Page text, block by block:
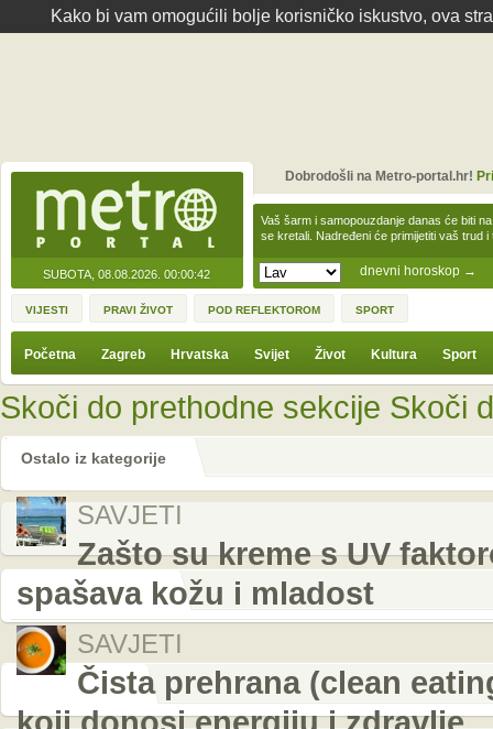
Kako bi vam omogućili bolje korisničko iskustvo, ova
SUBOTA, 08.08.2026. 00:00:42 dnevni horoskop →
Vaš šarm i samopouzdanje danas će biti
se kretali. Nadređeni će primijetiti vaš trud
Dobrodošli na Metro-portal.hr!
VIJESTI PRAVI ŽIVOT POD REFLEKTOROM SPORT
Početna Zagreb Hrvatska Svijet Život Kultura Sport
Skoči do prethodne sekcije Skoči
Ostalo iz kategorije
SAVJETI
Zašto su kreme s UV
spašava kožu i mladost
SAVJETI
Čista prehrana (clean